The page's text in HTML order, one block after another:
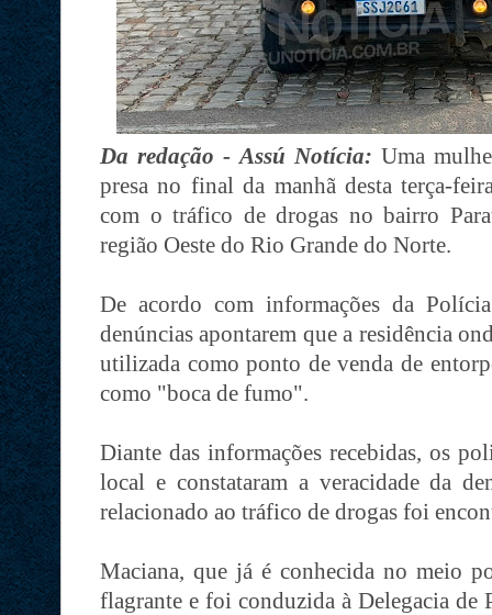
Da redação - Assú Notícia: Uma
presa no final da manhã desta terça-
com o tráfico de drogas no bairro
região Oeste do Rio Grande do Norte.
De acordo com informações da
denúncias apontarem que a residência
utilizada como ponto de venda de
como "boca de fumo".
Diante das informações recebidas, os
local e constataram a veracidade da
relacionado ao tráfico de drogas foi
Maciana, que já é conhecida no meio
flagrante e foi conduzida à Delegacia